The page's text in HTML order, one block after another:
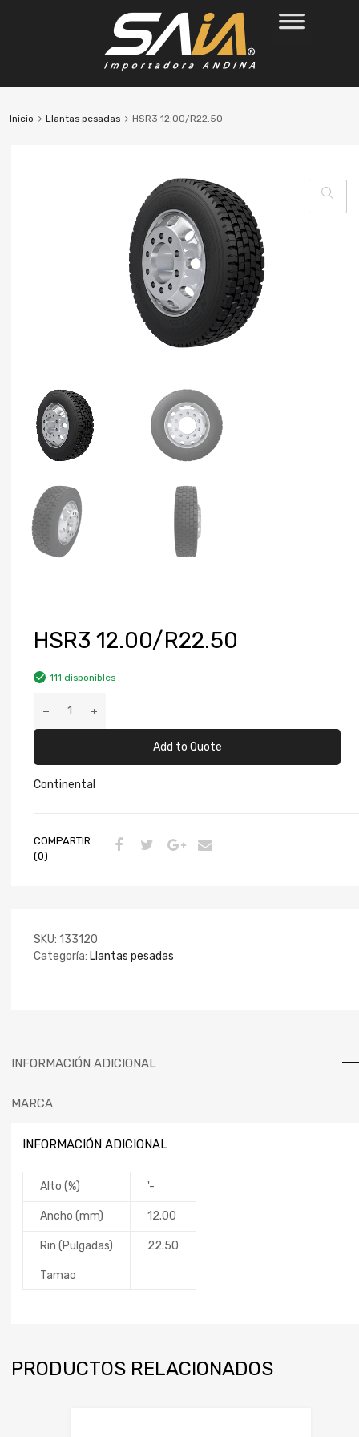
Inicio Llantas pesadas HSR3 12.00/R22.50
HSR3 12.00/R22.50
111 disponibles
Add to Quote
Continental
COMPARTIR
(0)
SKU: 133120
Categoría: Llantas pesadas
INFORMACIÓN ADICIONAL
MARCA
INFORMACIÓN ADICIONAL
Alto (%) '-
Ancho (mm) 12.00
Rin (Pulgadas) 22.50
Tamao
PRODUCTOS RELACIONADOS